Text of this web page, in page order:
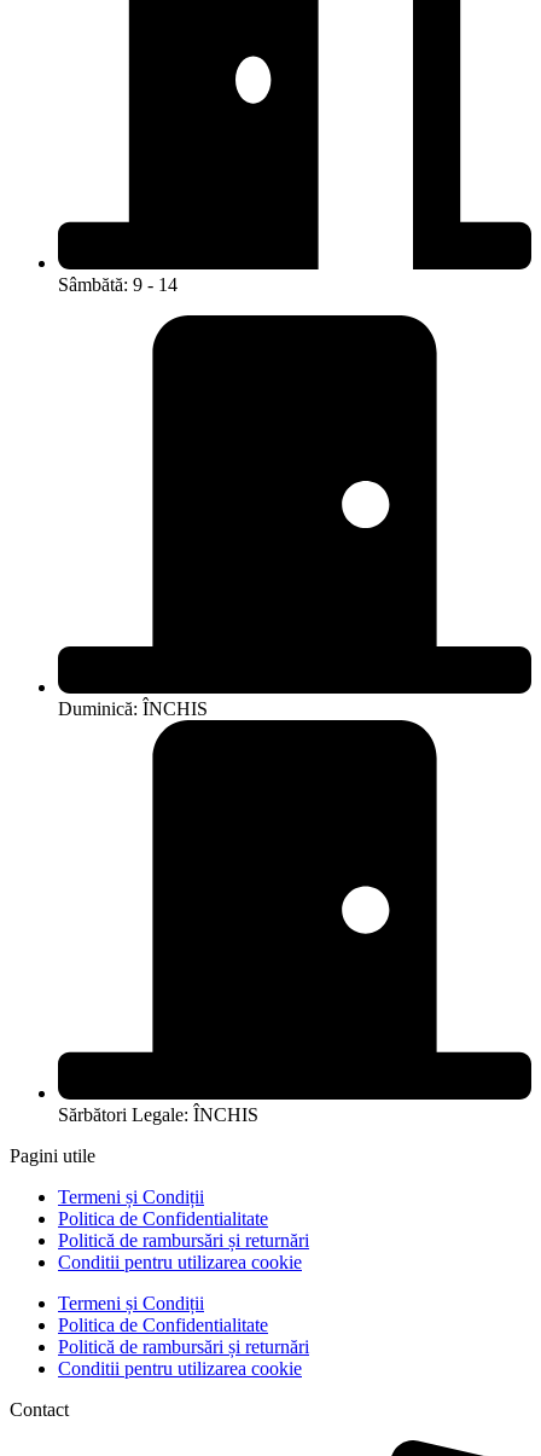
Sâmbătă: 9 - 14
Duminică: ÎNCHIS
Sărbători Legale: ÎNCHIS
Pagini utile
Termeni și Condiții
Politica de Confidentialitate
Politică de rambursări și returnări
Conditii pentru utilizarea cookie
Termeni și Condiții
Politica de Confidentialitate
Politică de rambursări și returnări
Conditii pentru utilizarea cookie
Contact